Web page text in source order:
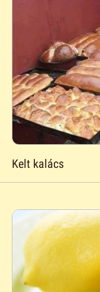
Kelt kalács